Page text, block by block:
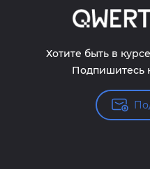
Хотите быть в
Подпишитесь